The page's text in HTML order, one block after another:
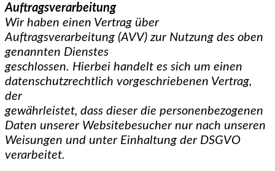
Auftragsverarbeitung
Wir haben einen Vertrag über
Auftragsverarbeitung (AVV) zur Nutzung des oben
genannten Dienstes
geschlossen. Hierbei handelt es sich um einen
datenschutzrechtlich vorgeschriebenen Vertrag,
der
gewährleistet, dass dieser die personenbezogenen
Daten unserer Websitebesucher nur nach unseren
Weisungen und unter Einhaltung der DSGVO
verarbeitet.